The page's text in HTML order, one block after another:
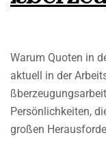
Warum Quoten in
aktuell in der
Persönlichkeiten,
großen